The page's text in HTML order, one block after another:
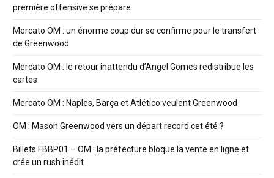
première offensive se prépare
Mercato OM : un énorme coup dur se confirme pour le transfert
de Greenwood
Mercato OM : le retour inattendu d’Angel Gomes redistribue les
cartes
Mercato OM : Naples, Barça et Atlético veulent Greenwood
OM : Mason Greenwood vers un départ record cet été ?
Billets FBBP01 – OM : la préfecture bloque la vente en ligne et
crée un rush inédit